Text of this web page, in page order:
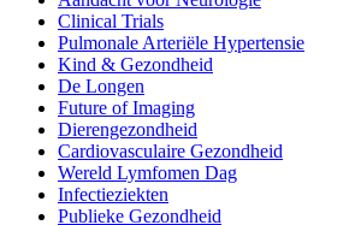
Clinical Trials
Pulmonale Arteriële Hypertensie
Kind & Gezondheid
De Longen
Future of Imaging
Dierengezondheid
Cardiovasculaire Gezondheid
Wereld Lymfomen Dag
Infectieziekten
Publieke Gezondheid